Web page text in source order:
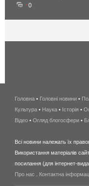
0
Головна • Головні новини •
Культура • Наука • Історія •
Відео • Огляд блогосфери •
Всі новини належать їх
Використання матеріалів
посилання (для інтернет-
Про нас
Контактна